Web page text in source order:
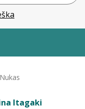
Nukas
Itagaki